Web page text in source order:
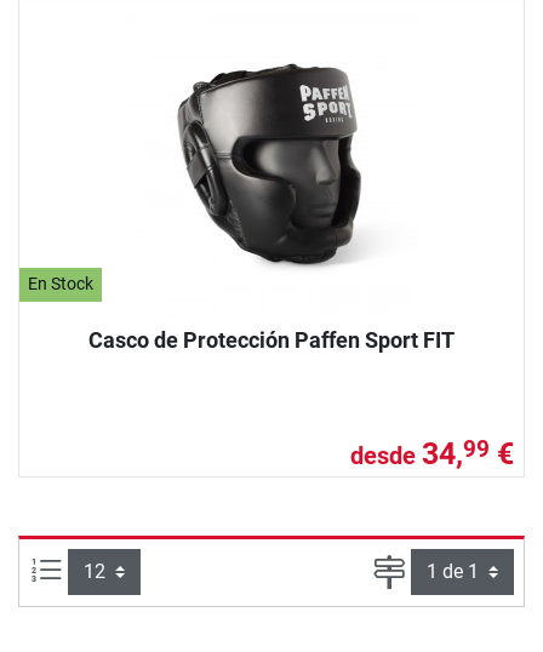
En Stock
Casco de Protección Paffen Sport FIT
desde 34,99 €
Artículos por página: Página